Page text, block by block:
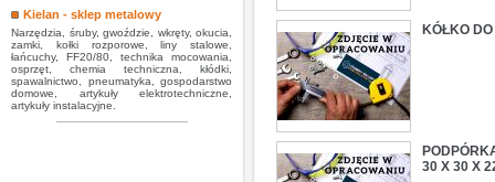
Kielan - sklep metalowy
Narzędzia, śruby, gwoździe, wkręty, okucia,
zamki, kołki rozporowe, liny stalowe,
łańcuchy, FF20/80, technika mocowania,
osprzęt, chemia techniczna, kłódki,
spawalnictwo, pneumatyka, gospodarstwo
domowe, artykuły elektrotechniczne,
artykuły instalacyjne.
KÓŁKO
30 X 30 X